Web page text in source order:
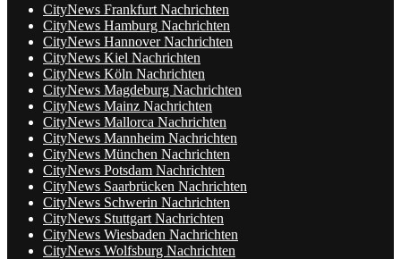
CityNews Frankfurt Nachrichten
CityNews Hamburg Nachrichten
CityNews Hannover Nachrichten
CityNews Kiel Nachrichten
CityNews Köln Nachrichten
CityNews Magdeburg Nachrichten
CityNews Mainz Nachrichten
CityNews Mallorca Nachrichten
CityNews Mannheim Nachrichten
CityNews München Nachrichten
CityNews Potsdam Nachrichten
CityNews Saarbrücken Nachrichten
CityNews Schwerin Nachrichten
CityNews Stuttgart Nachrichten
CityNews Wiesbaden Nachrichten
CityNews Wolfsburg Nachrichten